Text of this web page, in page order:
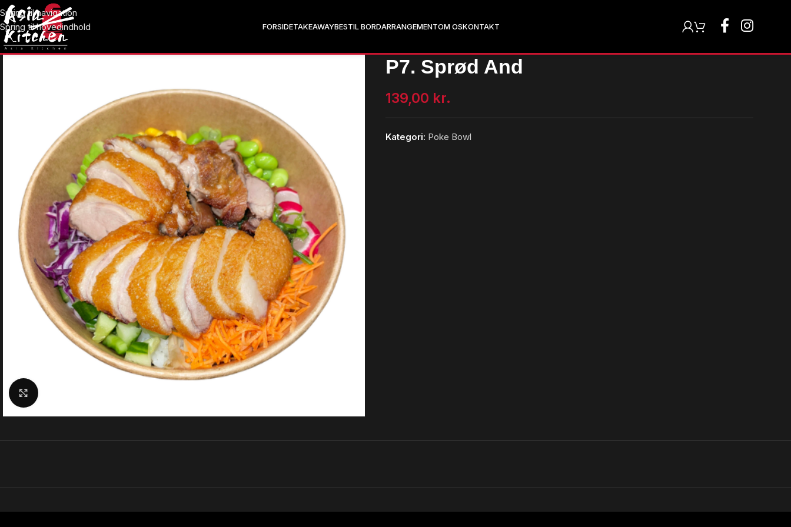
Spring til navigation
Spring til hovedindhold
FORSIDETAKEAWAYBESTIL BORDARRANGEMENTOM OSKONTAKT
P7. Sprød And
139,00 kr.
Kategori: Poke Bowl